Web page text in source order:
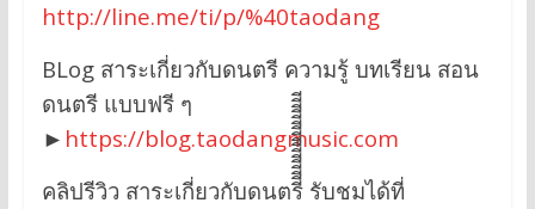
http://line.me/ti/p/%40taodang
BLog สาระเกี่ยวกับดนตรี ความรู้ บทเรียน สอน
ดนตรี แบบฟรี ๆ
► https://blog.taodangmusic.com
คลิปรีวิว สาระเกี่ยวกับดนตรีีีีีีีีีีีีีีีีี รับชมได้ที่